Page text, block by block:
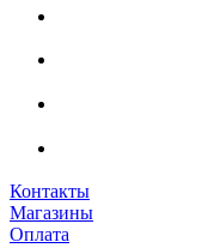
Контакты
Магазины
Оплата